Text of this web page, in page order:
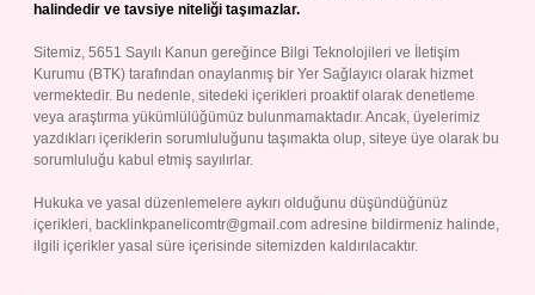
halindedir ve tavsiye niteliği taşımazlar.
Sitemiz, 5651 Sayılı Kanun gereğince Bilgi Teknolojileri ve İletişim
Kurumu (BTK) tarafından onaylanmış bir Yer Sağlayıcı olarak hizmet
vermektedir. Bu nedenle, sitedeki içerikleri proaktif olarak denetleme
veya araştırma yükümlülüğümüz bulunmamaktadır. Ancak, üyelerimiz
yazdıkları içeriklerin sorumluluğunu taşımakta olup, siteye üye olarak bu
sorumluluğu kabul etmiş sayılırlar.
Hukuka ve yasal düzenlemelere aykırı olduğunu düşündüğünüz
içerikleri, backlinkpanelicomtr@gmail.com adresine bildirmeniz halinde,
ilgili içerikler yasal süre içerisinde sitemizden kaldırılacaktır.